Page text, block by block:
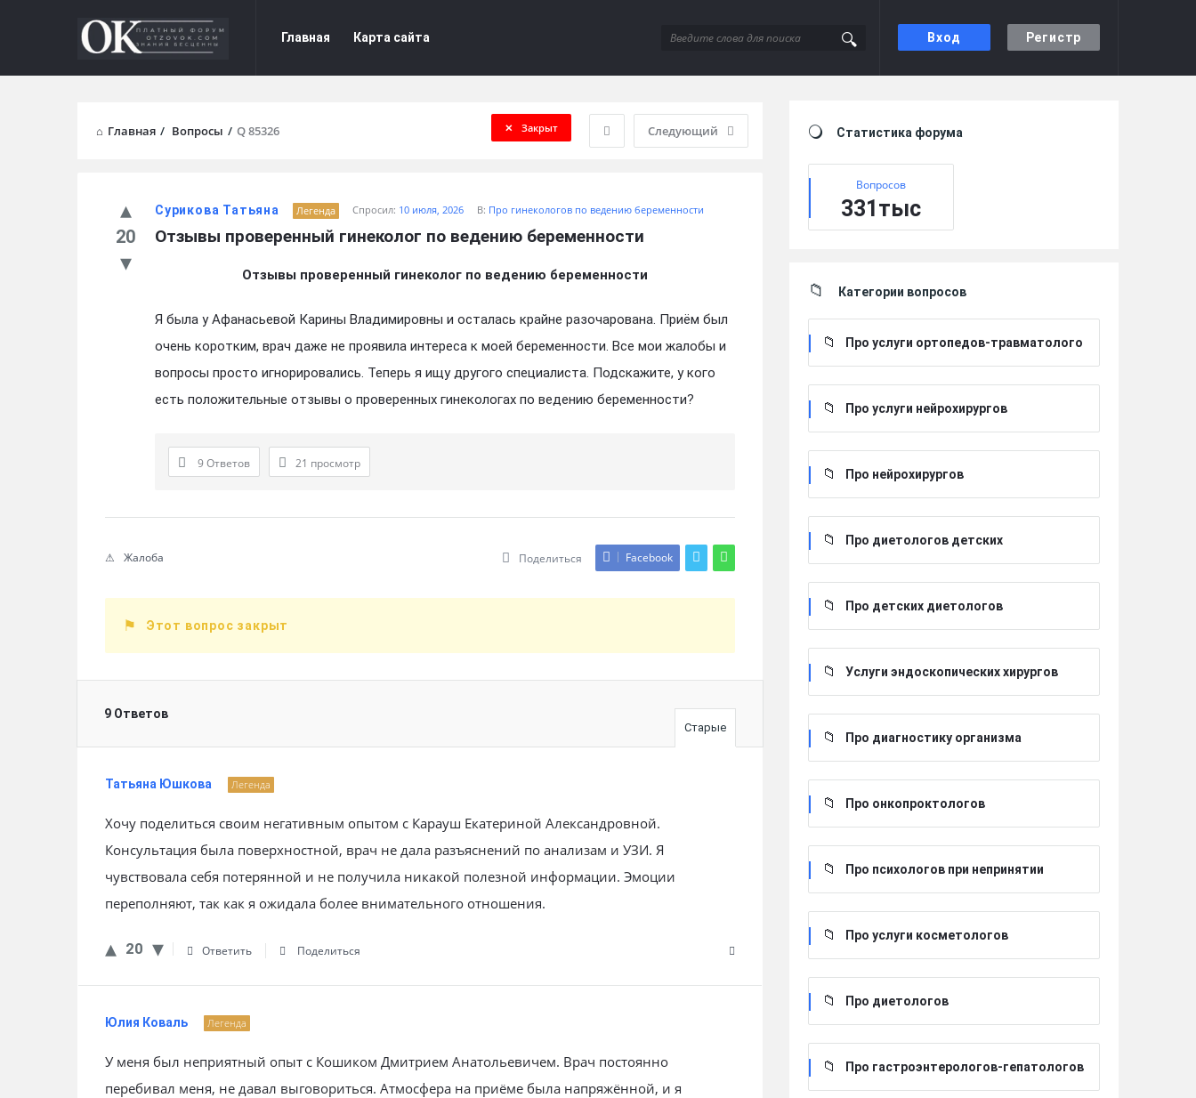
Вход Регистр
Форум
Отзывы
Отзывы
Navigation
Главная Карта сайта
Главная / Вопросы / Q 85326 Следующий
Закрыт
Сурикова Татьяна Легенда Спросил: 10 июля, 2026 В: Про гинекологов по ведению беременности
Отзывы проверенный гинеколог по ведению беременности
20
Отзывы проверенный гинеколог по ведению беременности
Я была у Афанасьевой Карины Владимировны и осталась крайне разочарована. Приём был
очень коротким, врач даже не проявила интереса к моей беременности. Все мои жалобы и
вопросы просто игнорировались. Теперь я ищу другого специалиста. Подскажите, у кого
есть положительные отзывы о проверенных гинекологах по ведению беременности?
9 Ответов 21 просмотр
Поделиться Facebook
Жалоба
Этот вопрос закрыт
9 Ответов
Старые
Татьяна Юшкова Легенда
Хочу поделиться своим негативным опытом с Карауш Екатериной Александровной.
Консультация была поверхностной, врач не дала разъяснений по анализам и УЗИ. Я
чувствовала себя потерянной и не получила никакой полезной информации. Эмоции
переполняют, так как я ожидала более внимательного отношения.
20 Ответить Поделиться
Юлия Коваль Легенда
У меня был неприятный опыт с Кошиком Дмитрием Анатольевичем. Врач постоянно
перебивал меня, не давал выговориться. Атмосфера на приёме была напряжённой, и я
Статистика форума
Вопросов
331тыс
Категории вопросов
Про услуги ортопедов-травматолого
Про услуги нейрохирургов
Про нейрохирургов
Про диетологов детских
Про детских диетологов
Услуги эндоскопических хирургов
Про диагностику организма
Про онкопроктологов
Про психологов при непринятии
Про услуги косметологов
Про диетологов
Про гастроэнтерологов-гепатологов